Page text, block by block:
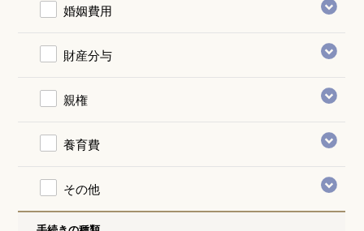
婚姻費用
財産分与
親権
養育費
その他